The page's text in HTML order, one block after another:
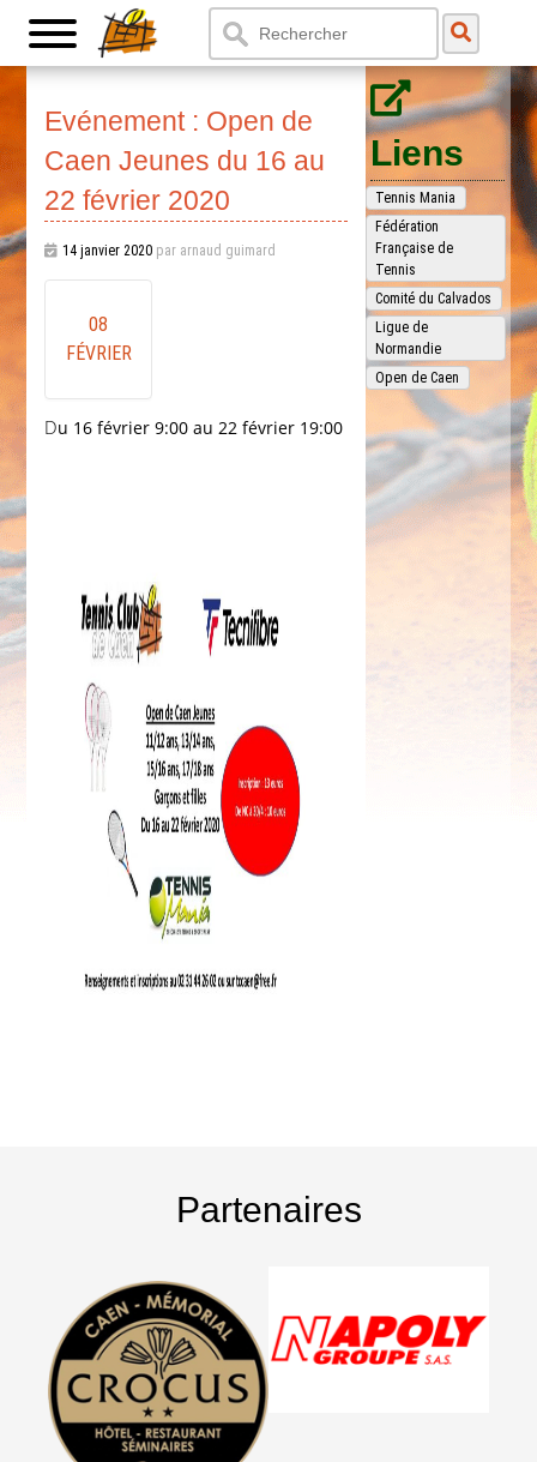
Evénement : Open de
Caen Jeunes du 16 au
22 février 2020
14 janvier 2020 par arnaud guimard
08
FÉVRIER
Du 16 février 9:00 au 22 février 19:00
Liens
Tennis Mania
Fédération
Française de
Tennis
Comité du Calvados
Ligue de
Normandie
Open de Caen
Partenaires